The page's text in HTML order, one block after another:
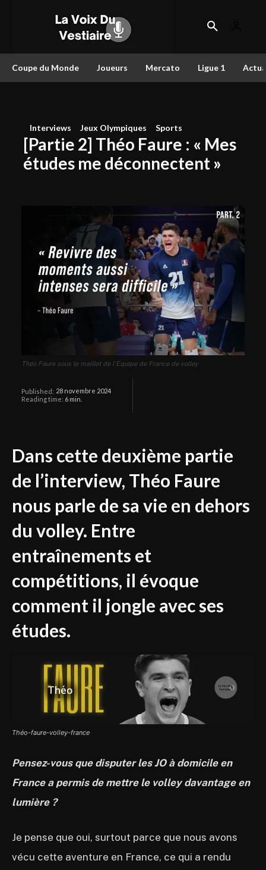
Coupe du Monde Joueurs Mercato Ligue 1
Interviews Jeux Olympiques Sports
[Partie 2] Théo Faure : « Mes
études me déconnectent »
Théo Faure sous le maillot de l'Equipe de France de volley
Published: 28 novembre 2024
Reading time: 6 min.
Dans cette deuxième partie
de l’interview, Théo Faure
nous parle de sa vie en dehors
du volley. Entre
entraînements et
compétitions, il évoque
comment il jongle avec ses
études.
Théo-faure-volley-france
Pensez-vous que disputer les JO à domicile en
France a permis de mettre le volley davantage en
lumière ?
Je pense que oui, surtout parce que nous avons
vécu cette aventure en France, ce qui a rendu